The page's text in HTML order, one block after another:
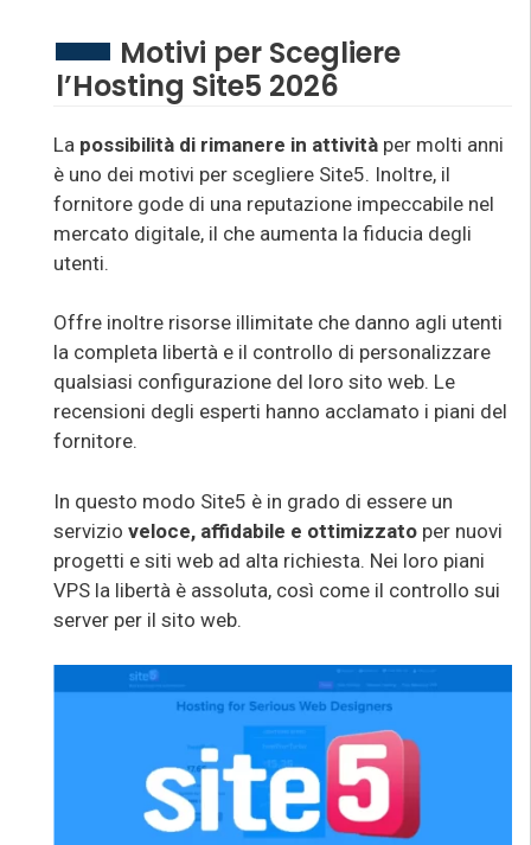
Motivi per Scegliere
l’Hosting Site5 2026
La possibilità di rimanere in attività per molti anni
è uno dei motivi per scegliere Site5. Inoltre, il
fornitore gode di una reputazione impeccabile nel
mercato digitale, il che aumenta la fiducia degli
utenti.
Offre inoltre risorse illimitate che danno agli utenti
la completa libertà e il controllo di personalizzare
qualsiasi configurazione del loro sito web. Le
recensioni degli esperti hanno acclamato i piani del
fornitore.
In questo modo Site5 è in grado di essere un
servizio veloce, affidabile e ottimizzato per nuovi
progetti e siti web ad alta richiesta. Nei loro piani
VPS la libertà è assoluta, così come il controllo sui
server per il sito web.